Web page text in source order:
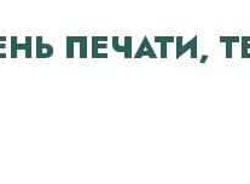
ПЕЧАТИ,